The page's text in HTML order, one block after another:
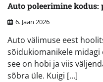
Auto poleerimine
6. Jaan 2026
Auto välimuse eest
sõidukiomanikele
see on hobi ja viis
sõbra üle. Kuigi […]